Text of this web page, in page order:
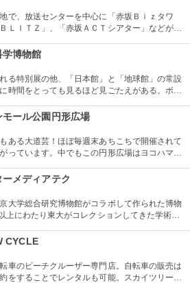
で、放送センターを中心に「赤坂Ｂｉｚタワ
ＬＩＴＺ」、「赤坂ＡＣＴシアター」などが揃
学博物館
る特別展の他、「日本館」と「地球館」の常設
時間をとっても見るほど見ごたえがある。ボラ
。
モール公園円形広場
ある大道芸！ほぼ毎週末あちこちで開催されて
っています。中でもこの円形広場はヨコハマ大
の芸に子供も大人も釘付けです！
ーメディアテク
大学総合研究博物館がコラボして作られた博物
上にわたり東大がコレクションしてきた学術コ
CYCLE
車のビーチクルーザー専門店。自転車の販売は
をすることでレンタルも可能。スカイツリーや